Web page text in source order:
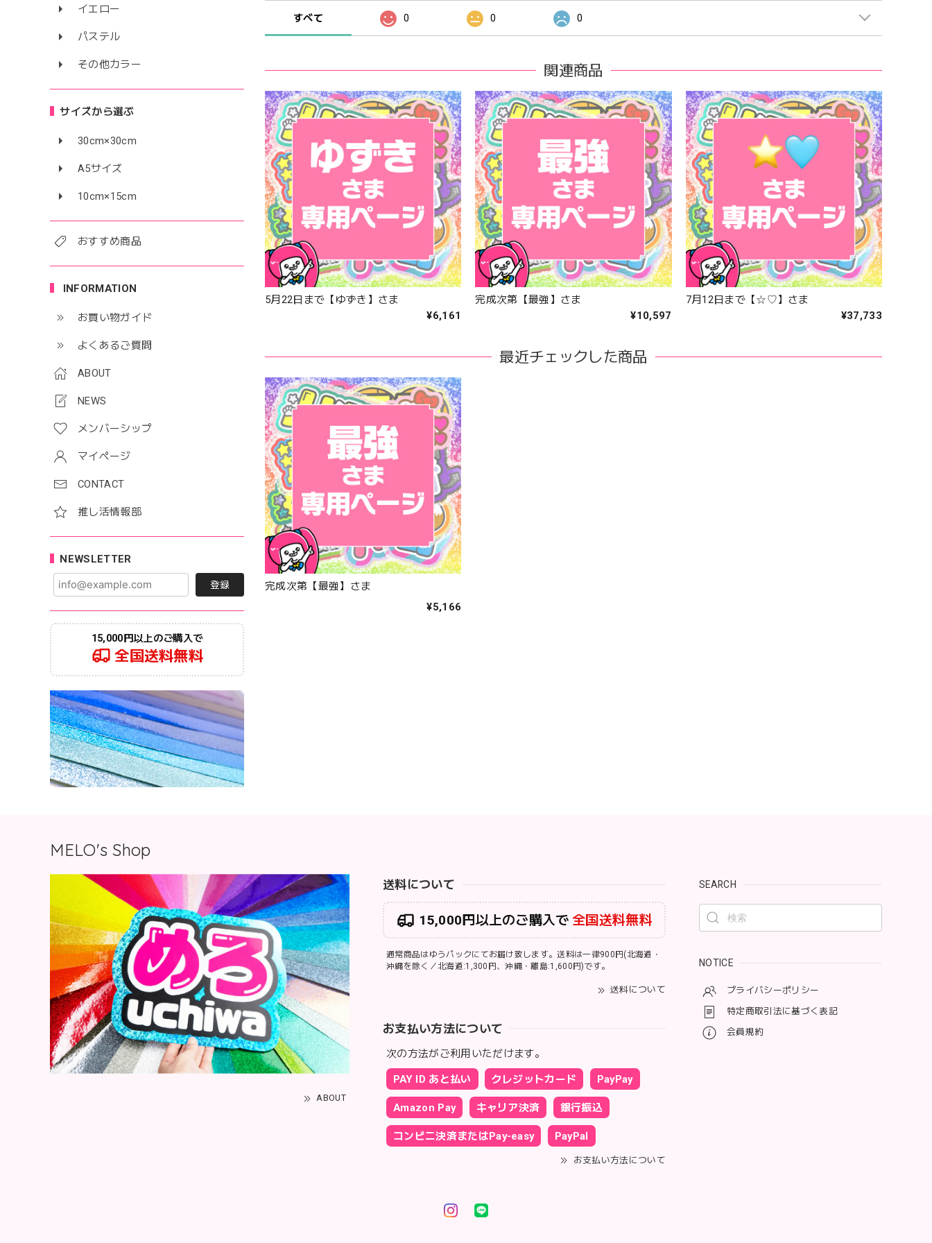
イエロー
パステル
その他カラー
サイズから選ぶ
30cm×30cm
A5サイズ
10cm×15cm
おすすめ商品
INFORMATION
お買い物ガイド
よくあるご質問
ABOUT
NEWS
メンバーシップ
マイページ
CONTACT
推し活情報部
NEWSLETTER
登録
15,000円以上のご購入で
全国送料無料
すべて 0 0 0
関連商品
5月22日まで【ゆずき】さま
¥6,161
完成次第【最強】さま
¥10,597
7月12日まで【☆♡】さま
¥37,733
最近チェックした商品
完成次第【最強】さま
¥5,166
MELO's Shop
ABOUT
送料について
15,000円以上のご購入で 全国送料無料
通常商品はゆうパックにてお届け致します。送料は一律900円(北海道・
沖縄を除く／北海道:1,300円、沖縄・離島:1,600円)です。
送料について
お支払い方法について
次の方法がご利用いただけます。
PAY ID あと払い クレジットカード PayPay
Amazon Pay キャリア決済 銀行振込
コンビニ決済またはPay-easy PayPal
お支払い方法について
SEARCH
NOTICE
プライバシーポリシー
特定商取引法に基づく表記
会員規約